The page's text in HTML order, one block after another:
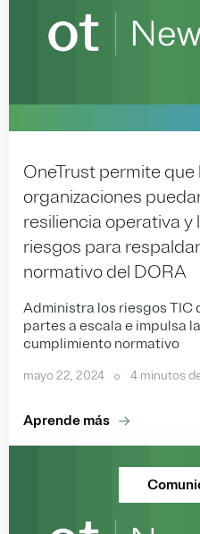
OneTrust permite que
organizaciones
resiliencia operativa y
riesgos para
normativo del DORA
Administra los riesgos TIC
partes a escala e impulsa
cumplimiento normativo
mayo 22, 2024 4 minutos
Aprende más